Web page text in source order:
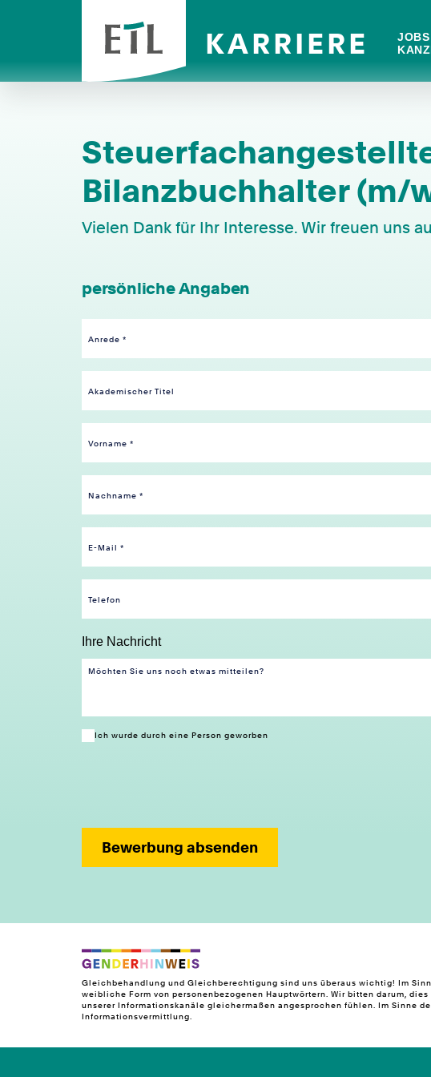
KARRIERE
Bilanzbuchhalter (m/
Vielen Dank für Ihr Interesse. Wir freuen uns
persönliche Angaben
Ihre Nachricht
Ich wurde durch eine Person geworben
Bewerbung absenden
Gleichbehandlung und Gleichberechtigung sind uns überaus wichtig! Im
weibliche Form von personenbezogenen Hauptwörtern. Wir bitten darum,
unserer Informationskanäle gleichermaßen angesprochen fühlen. Im Sinne
Informationsvermittlung.